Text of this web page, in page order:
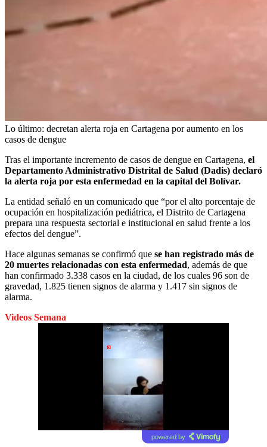
Lo último: decretan alerta roja en Cartagena por aumento en los
casos de dengue
Tras el importante incremento de casos de dengue en Cartagena, el
Departamento Administrativo Distrital de Salud (Dadis) declaró
la alerta roja por esta enfermedad en la capital del Bolívar.
La entidad señaló en un comunicado que “por el alto porcentaje de
ocupación en hospitalización pediátrica, el Distrito de Cartagena
prepara una respuesta sectorial e institucional en salud frente a los
efectos del dengue”.
Hace algunas semanas se confirmó que se han registrado más de
20 muertes relacionadas con esta enfermedad, además de que
han confirmado 3.338 casos en la ciudad, de los cuales 96 son de
gravedad, 1.825 tienen signos de alarma y 1.417 sin signos de
alarma.
Videos Semana
powered by